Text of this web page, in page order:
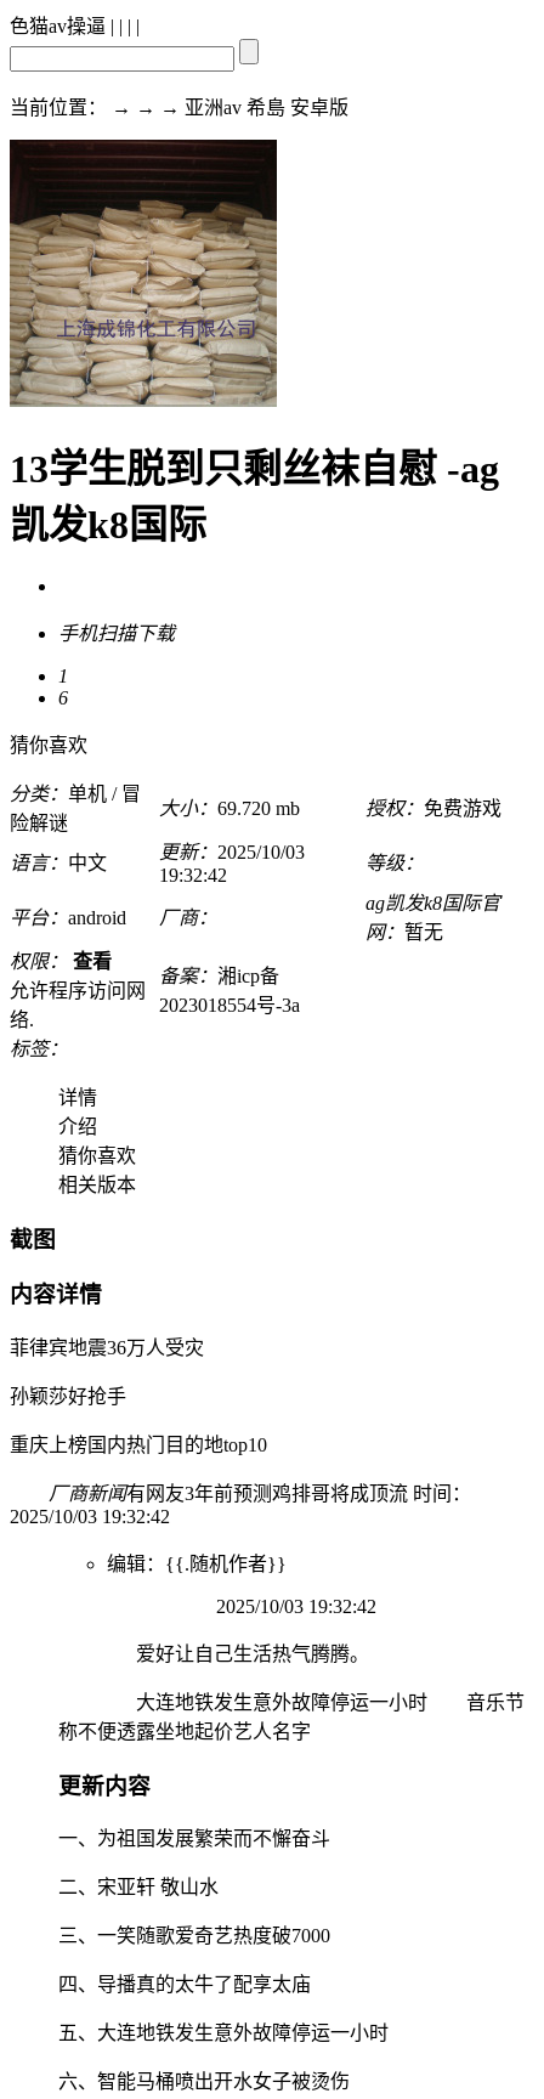
色猫av操逼 | | | |
当前位置： → → → 亚洲av 希島 安卓版
13学生脱到只剩丝袜自慰 -ag
凯发k8国际
手机扫描下载
1
6
猜你喜欢
分类： 单机 / 冒
险解谜
大小： 69.720 mb 授权： 免费游戏
语言： 中文
更新： 2025/10/03
19:32:42
等级：
平台： android 厂商：
ag凯发k8国际官
网： 暂无
权限：
查看
允许程序访问网
络.
备案： 湘icp备
2023018554号-3a
标签：
详情
介绍
猜你喜欢
相关版本
截图
内容详情
菲律宾地震36万人受灾
孙颖莎好抢手
重庆上榜国内热门目的地top10
厂商新闻有网友3年前预测鸡排哥将成顶流 时间：
2025/10/03 19:32:42
编辑：{{.随机作者}}
2025/10/03 19:32:42
爱好让自己生活热气腾腾。
大连地铁发生意外故障停运一小时 音乐节
称不便透露坐地起价艺人名字
更新内容
一、为祖国发展繁荣而不懈奋斗
二、宋亚轩 敬山水
三、一笑随歌爱奇艺热度破7000
四、导播真的太牛了配享太庙
五、大连地铁发生意外故障停运一小时
六、智能马桶喷出开水女子被烫伤